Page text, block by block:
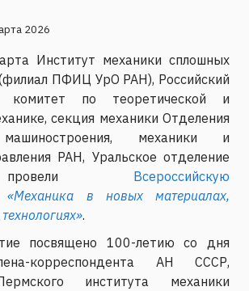
2026
Институт механики сплошных
ПФИЦ УрО РАН), Российский
комитет по теоретической и
секция механики Отделения
машиностроения, механики и
РАН, Уральское отделение
Всероссийскую
«Механика в новых материалах,
.
посвящено 100-летию со дня
корреспондента АН СССР,
института механики